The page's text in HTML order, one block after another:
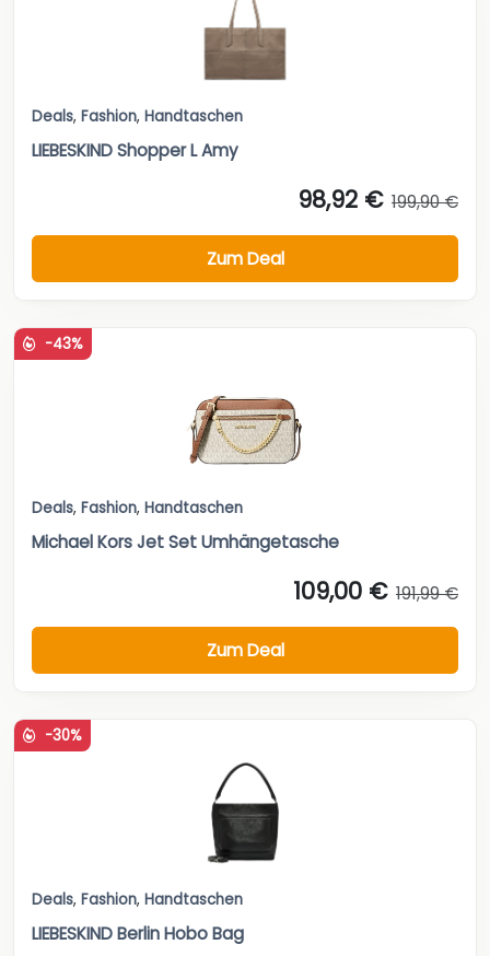
Deals, Fashion, Handtaschen
LIEBESKIND Shopper L Amy
98,92 € 199,90 €
Zum Deal
-43%
Deals, Fashion, Handtaschen
Michael Kors Jet Set Umhängetasche
109,00 € 191,99 €
Zum Deal
-30%
Deals, Fashion, Handtaschen
LIEBESKIND Berlin Hobo Bag